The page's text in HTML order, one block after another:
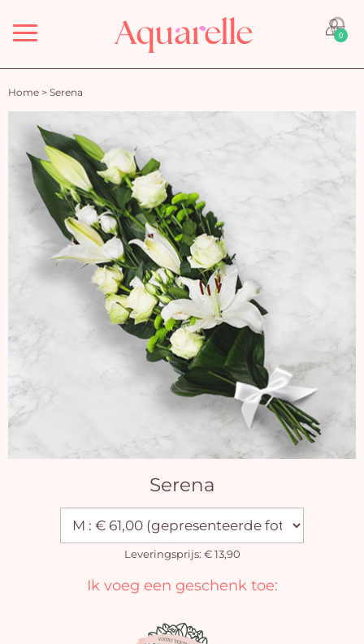
Menu 0
Home > Serena
Serena
Leveringsprijs: € 13,90
Ik voeg een geschenk toe: